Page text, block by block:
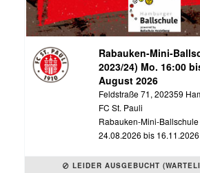
Rabauken-Mini-
2023/24) Mo. 16:00
August 2026
Feldstraße 71, 202359
FC St. Pauli
Rabauken-Mini-Ballschule
24.08.2026 bis
LEIDER AUSGEBUCHT